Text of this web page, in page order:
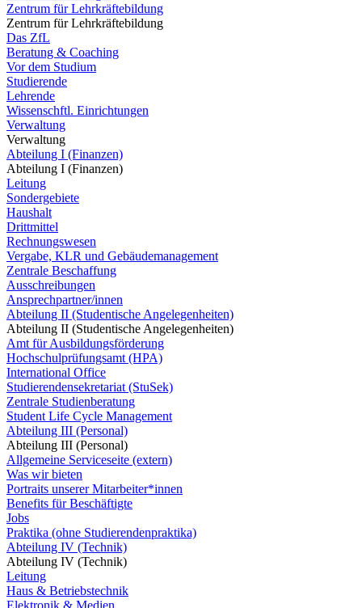
Zentrum für Lehrkräftebildung
Zentrum für Lehrkräftebildung
Das ZfL
Beratung & Coaching
Vor dem Studium
Studierende
Lehrende
Wissenschftl. Einrichtungen
Verwaltung
Verwaltung
Abteilung I (Finanzen)
Abteilung I (Finanzen)
Leitung
Sondergebiete
Haushalt
Drittmittel
Rechnungswesen
Vergabe, KLR und Gebäudemanagement
Zentrale Beschaffung
Ausschreibungen
Ansprechpartner/innen
Abteilung II (Studentische Angelegenheiten)
Abteilung II (Studentische Angelegenheiten)
Amt für Ausbildungsförderung
Hochschulprüfungsamt (HPA)
International Office
Studierendensekretariat (StuSek)
Zentrale Studienberatung
Student Life Cycle Management
Abteilung III (Personal)
Abteilung III (Personal)
Allgemeine Serviceseite (extern)
Was wir bieten
Portraits unserer Mitarbeiter*innen
Benefits für Beschäftigte
Jobs
Praktika (ohne Studierendenpraktika)
Abteilung IV (Technik)
Abteilung IV (Technik)
Leitung
Haus & Betriebstechnik
Elektronik & Medien